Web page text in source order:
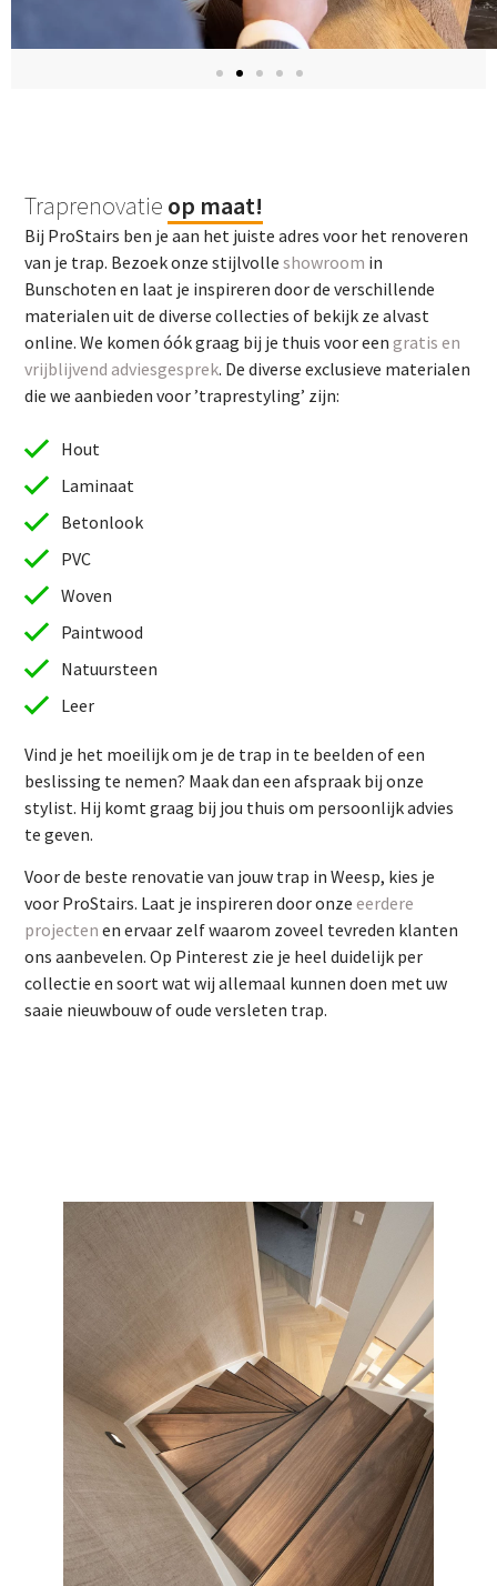
Traprenovatie op maat!
Bij ProStairs ben je aan het juiste adres voor het renoveren
van je trap. Bezoek onze stijlvolleshowroom in
Bunschoten en laat je inspireren door de verschillende
materialen uit de diverse collecties of bekijk ze alvast
online. We komen óók graag bij je thuis voor eengratis en
vrijblijvend adviesgesprek. De diverse exclusieve materialen
die we aanbieden voor ’traprestyling’ zijn:
Hout
Laminaat
Betonlook
PVC
Woven
Paintwood
Natuursteen
Leer
Vind je het moeilijk om je de trap in te beelden of een
beslissing te nemen? Maak dan een afspraak bij onze
stylist. Hij komt graag bij jou thuis om persoonlijk advies
te geven.
Voor de beste renovatie van jouw trap in Weesp, kies je
voor ProStairs. Laat je inspireren door onzeeerdere
projecten en ervaar zelf waarom zoveel tevreden klanten
ons aanbevelen. Op Pinterest zie je heel duidelijk per
collectie en soort wat wij allemaal kunnen doen met uw
saaie nieuwbouw of oude versleten trap.
beslissing te nemen? Maak dan een afspraak bij onze
stylist. Hij komt graag bij jou thuis om persoonlijk advies
te geven.
Voor de beste renovatie van jouw trap in Weesp, kies je
voor ProStairs. Laat je inspireren door onze